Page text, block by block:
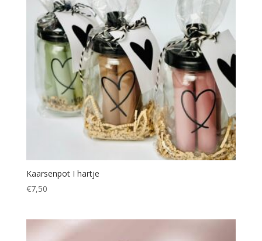
Kaarsenpot I hartje
€7,50